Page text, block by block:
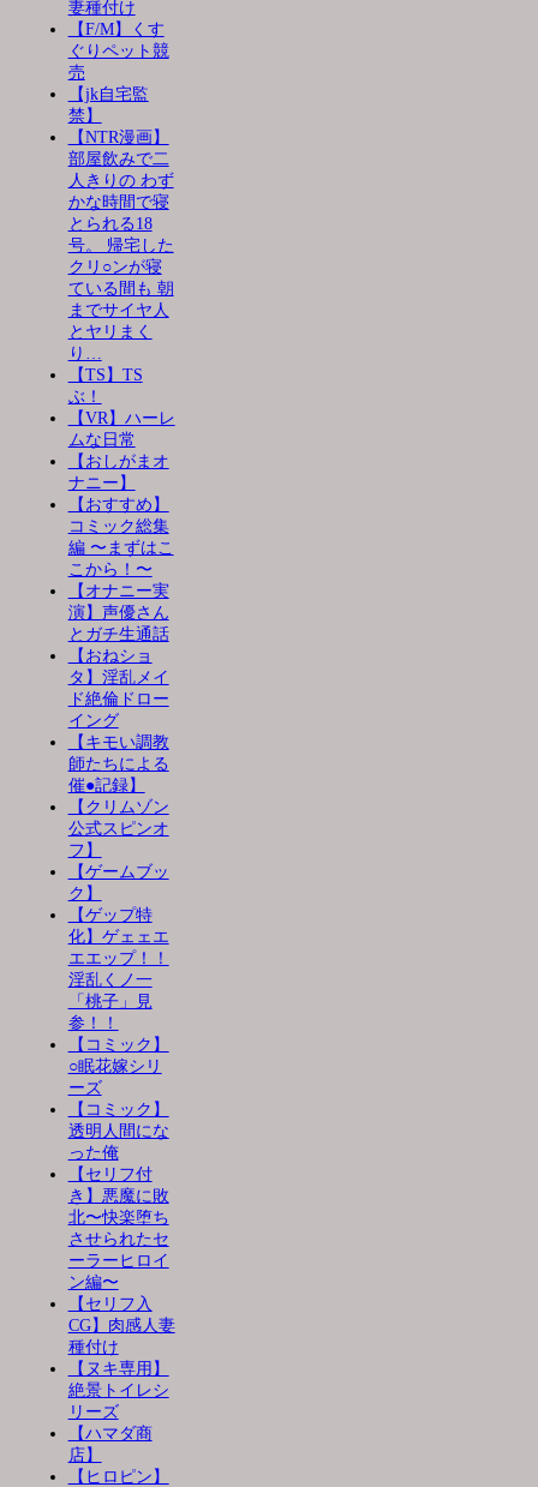
妻種付け
【F/M】くす
ぐりペット競
売
【jk自宅監
禁】
【NTR漫画】
部屋飲みで二
人きりの わず
かな時間で寝
とられる18
号。 帰宅した
クリ○ンが寝
ている間も 朝
までサイヤ人
とヤリまく
り…
【TS】TS
ぶ！
【VR】ハーレ
ムな日常
【おしがまオ
ナニー】
【おすすめ】
コミック総集
編 〜まずはこ
こから！〜
【オナニー実
演】声優さん
とガチ生通話
【おねショ
タ】淫乱メイ
ド絶倫ドロー
イング
【キモい調教
師たちによる
催●記録】
【クリムゾン
公式スピンオ
フ】
【ゲームブッ
ク】
【ゲップ特
化】ゲェェエ
エエップ！！
淫乱くノ一
「桃子」見
参！！
【コミック】
○眠花嫁シリ
ーズ
【コミック】
透明人間にな
った俺
【セリフ付
き】悪魔に敗
北〜快楽堕ち
させられたセ
ーラーヒロイ
ン編〜
【セリフ入
CG】肉感人妻
種付け
【ヌキ専用】
絶景トイレシ
リーズ
【ハマダ商
店】
【ヒロピン】